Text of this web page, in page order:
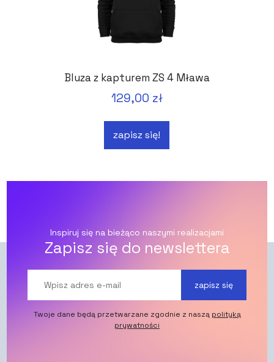
Bluza z kapturem ZS 4 Mława
129,00 zł
zapisz się!
Inspiruj się na bieżąco naszymi realizacjami
Zapisz się do newslettera
zapisz się
Twoje dane będą przetwarzane zgodnie z naszą polityką
prywatności